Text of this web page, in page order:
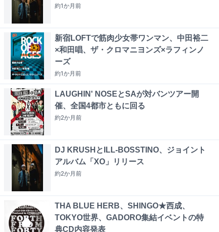
約1か月前
新宿LOFTで筋肉少女帯ワンマン、中田裕二
×和田唱、ザ・クロマニヨンズ×ラフィンノ
ーズ
約1か月前
LAUGHIN' NOSEとSAが対バンツアー開
催、全国4都市ともに回る
約2か月前
DJ KRUSHとILL-BOSSTINO、ジョイント
アルバム「XO」リリース
約2か月前
THA BLUE HERB、SHINGO★西成、
TOKYO世界、GADORO集結イベントの特
典CD内容発表